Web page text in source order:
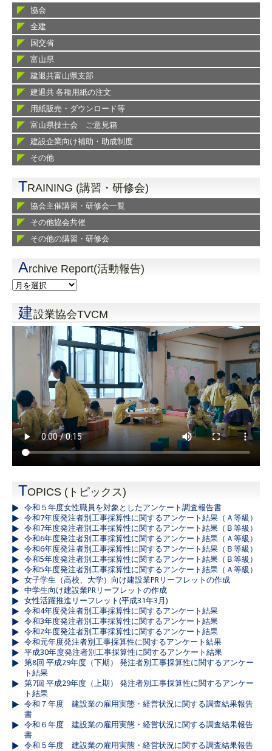
協会
全建
国交省
富山県
建退共富山県支部
建退共 各種用紙の注文
用紙販売・ダウンロード等
富山県技士会 ご意見箱
建設企業向け補助・助成制度
その他
TRAINING (講習・研修会)
協会主催講習・研修会一覧
その他協会共催
その他の講習・研修会
Archive Report(活動報告)
建設業協会TVCM
TOPICS (トピックス)
令和５年度女性職員を対象としたアンケート調査報告書
令和7年度発注者別工事採算性に関するアンケート結果（Ａ等級）
令和7年度発注者別工事採算性に関するアンケート結果（Ｂ等級）
令和6年度発注者別工事採算性に関するアンケート結果（Ａ等級）
令和6年度発注者別工事採算性に関するアンケート結果（Ｂ等級）
令和5年度発注者別工事採算性に関するアンケート結果（Ｂ等級）
令和5年度発注者別工事採算性に関するアンケート結果（Ａ等級）
女子学生（高校、大学）向け建設業PRリーフレットの作成
中学生向け建設業PRリーフレットの作成
女性活躍推進リーフレット(平成31年3月)
令和4年度発注者別工事採算性に関するアンケート結果
令和3年度発注者別工事採算性に関するアンケート結果
令和2年度発注者別工事採算性に関するアンケート結果
令和元年度発注者別工事採算性に関するアンケート結果
平成30年度発注者別工事採算性に関するアンケート結果
第8回 平成29年度（下期） 発注者別工事採算性に関するアンケー
ト結果
第7回 平成29年度（上期） 発注者別工事採算性に関するアンケー
ト結果
令和７年度 建設業の雇用実態・経営状況に関する調査結果報告
書
令和６年度 建設業の雇用実態・経営状況に関する調査結果報告
書
令和５年度 建設業の雇用実態・経営状況に関する調査結果報告